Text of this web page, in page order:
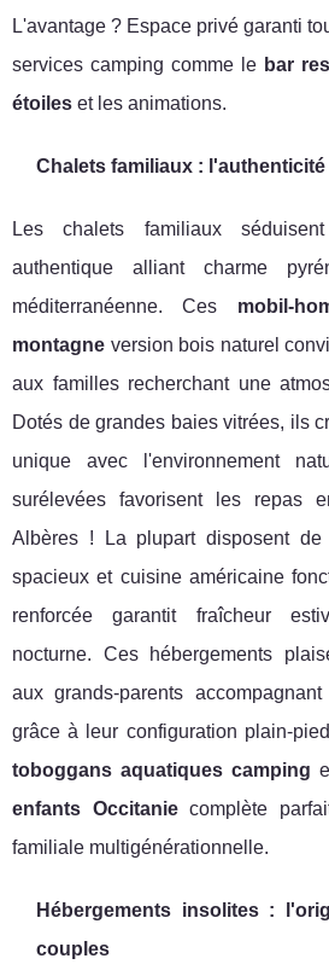
L'avantage ? Espace privé garanti
services camping comme le bar
étoiles et les animations.
Chalets familiaux :
Les chalets familiaux
authentique alliant charme
méditerranéenne. Ces mobil-
montagne version bois naturel
aux familles recherchant une
Dotés de grandes baies vitrées, ils
unique avec l'environnement
surélevées favorisent les repas
Albères ! La plupart disposent de
spacieux et cuisine américaine
renforcée garantit fraîcheur
nocturne. Ces hébergements
aux grands-parents
grâce à leur configuration plain-
toboggans aquatiques camping
enfants Occitaniecomplète
familiale multigénérationnelle.
Hébergements insolites :
couples